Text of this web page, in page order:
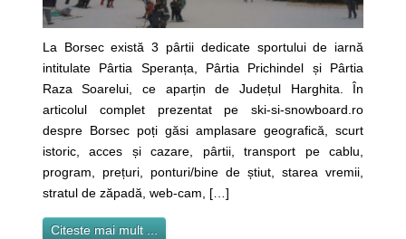
La Borsec există 3 pârtii dedicate sportului de iarnă
intitulate Pârtia Speranța, Pârtia Prichindel și Pârtia
Raza Soarelui, ce aparțin de Județul Harghita. În
articolul complet prezentat pe ski-si-snowboard.ro
despre Borsec poți găsi amplasare geografică, scurt
istoric, acces și cazare, pârtii, transport pe cablu,
program, prețuri, ponturi/bine de știut, starea vremii,
stratul de zăpadă, web-cam, […]
Citeste mai mult ...